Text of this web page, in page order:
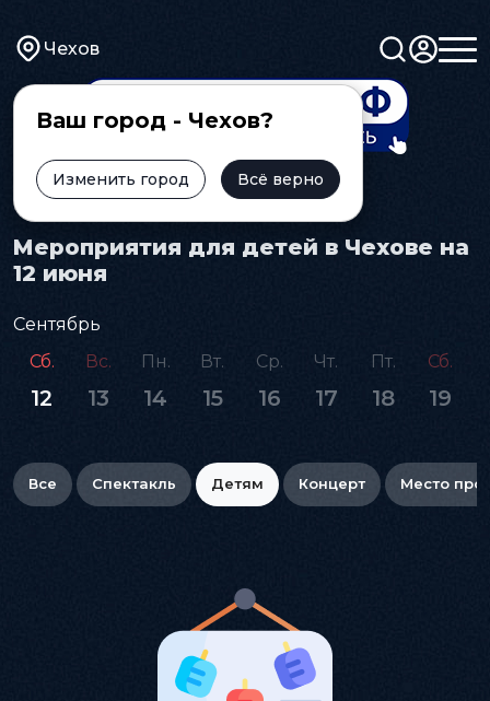
Чехов
Ваш город - Чехов?
Изменить город Всё верно
Главная Афиша Детям
Мероприятия для детей в Чехове на
12 июня
Сентябрь
Сб.
12
Вс.
13
Пн.
14
Вт.
15
Ср.
16
Чт.
17
Пт.
18
Сб.
19
Все Спектакль Детям Концерт Место